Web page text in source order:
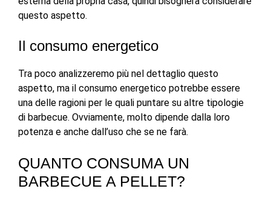
questo aspetto.
Il consumo energetico
Tra poco analizzeremo più nel dettaglio questo
aspetto, ma il consumo energetico potrebbe essere
una delle ragioni per le quali puntare su altre tipologie
di barbecue. Ovviamente, molto dipende dalla loro
potenza e anche dall’uso che se ne farà.
QUANTO CONSUMA UN
BARBECUE A PELLET?